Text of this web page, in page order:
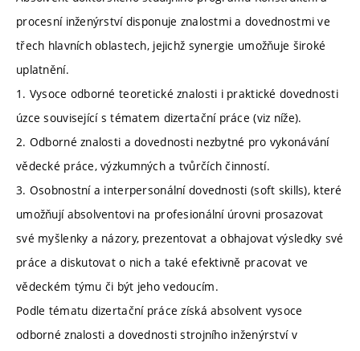
procesní inženýrství disponuje znalostmi a dovednostmi ve
třech hlavních oblastech, jejichž synergie umožňuje široké
uplatnění.
1. Vysoce odborné teoretické znalosti i praktické dovednosti
úzce související s tématem dizertační práce (viz níže).
2. Odborné znalosti a dovednosti nezbytné pro vykonávání
vědecké práce, výzkumných a tvůrčích činností.
3. Osobnostní a interpersonální dovednosti (soft skills), které
umožňují absolventovi na profesionální úrovni prosazovat
své myšlenky a názory, prezentovat a obhajovat výsledky své
práce a diskutovat o nich a také efektivně pracovat ve
vědeckém týmu či být jeho vedoucím.
Podle tématu dizertační práce získá absolvent vysoce
odborné znalosti a dovednosti strojního inženýrství v